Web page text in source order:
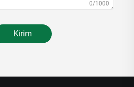
0/1000
Kirim